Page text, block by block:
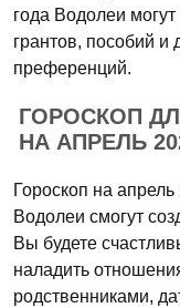
года Водолеи
грантов, пособий и
преференций.
ГОРОСКОП
НА АПРЕЛЬ
Гороскоп на
Водолеи смогут
Вы будете
наладить
родственниками,